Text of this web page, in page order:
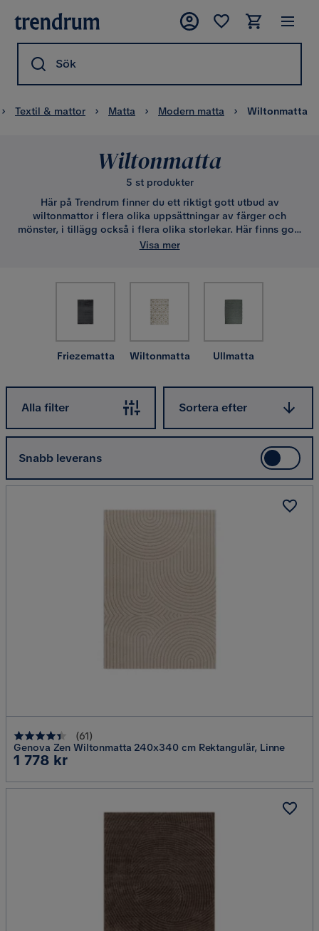
Sök
Textil & mattor Matta Modern matta Wiltonmatta
Wiltonmatta
5 st produkter
Här på Trendrum finner du ett riktigt gott utbud av
wiltonmattor i flera olika uppsättningar av färger och
mönster, i tillägg också i flera olika storlekar. Här finns gott
om mattor som kan passa ihop med fler typer av stilar och
influenser från orienten.
Visa mer
Friezematta Wiltonmatta Ullmatta
Alla filter
Sortera efter
Snabb leverans
(61)
Genova Zen Wiltonmatta 240x340 cm Rektangulär, Linne
Pris
1 778 kr